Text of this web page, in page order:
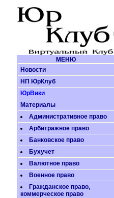
МЕНЮ
Новости
НП ЮрКлуб
ЮрВики
Материалы
Административное право
Арбитражное право
Банковское право
Бухучет
Валютное право
Военное право
Гражданское право,
коммерческое право